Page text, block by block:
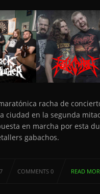
racha de
ciudad en la segunda
en marcha por esta
gabachos.
COMMENTS 0 READ